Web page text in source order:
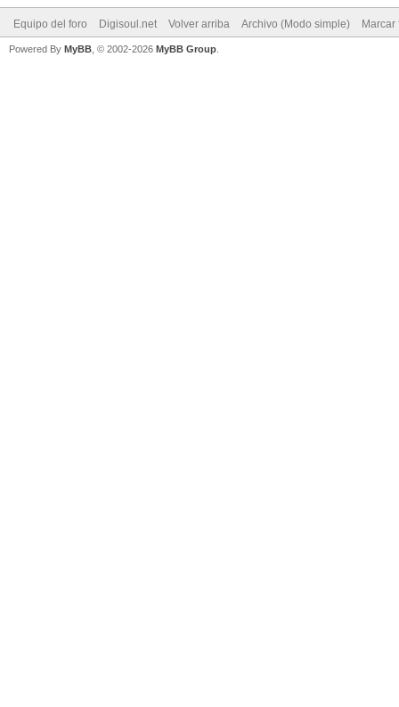
Equipo del foro Digisoul.net Volver arriba Archivo (Modo simple)
Powered By MyBB , © 2002-2026 MyBB Group